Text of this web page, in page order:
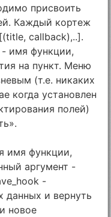
присвоить
Каждый кортеж
callback),..].
имя функции,
на пункт. Меню
(т.е. никаких
когда установлен
полей)
имя функции,
аргумент -
-
данных и вернуть
новое